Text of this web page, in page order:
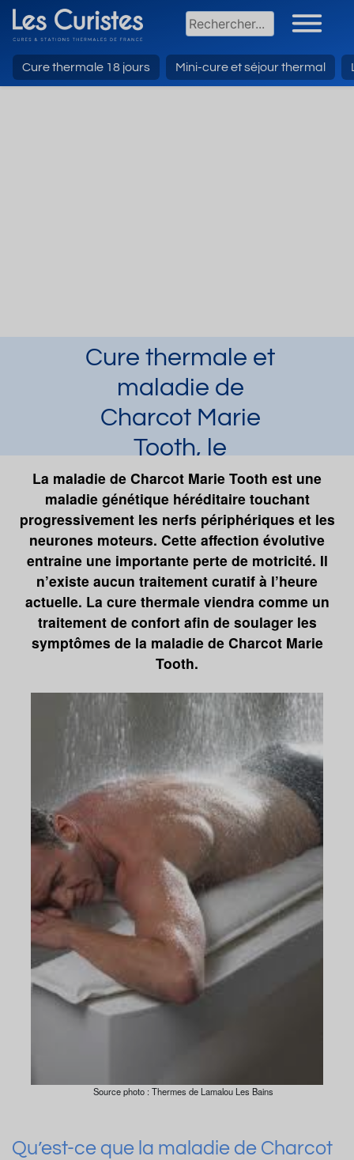
Cure thermale 18 jours Mini-cure et séjour thermal
Cure thermale et
maladie de
Charcot Marie
Tooth, le
thermalisme pour
soulager les
symptômes
Article publié parLaura Dupuyle 20/12/2022
et mis à jour le 27/07/2023
Demander une documentation
La maladie de Charcot Marie Tooth est une
maladie génétique héréditaire touchant
progressivement les nerfs périphériques et les
neurones moteurs. Cette affection évolutive
entraine une importante perte de motricité. Il
n’existe aucun traitement curatif à l’heure
actuelle. La cure thermale viendra comme un
traitement de confort afin de soulager les
symptômes de la maladie de Charcot Marie
Tooth.
Source photo : Thermes de Lamalou Les Bains
Qu’est-ce que la maladie de Charcot